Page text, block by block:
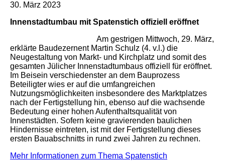
30. März 2023
Innenstadtumbau mit Spatenstich offiziell eröffnet
Am gestrigen Mittwoch, 29. März,
erklärte Baudezernent Martin Schulz (4. v.l.) die
Neugestaltung von Markt- und Kirchplatz und somit des
gesamten Jülicher Innenstadtumbaus offiziell für eröffnet.
Im Beisein verschiedenster an dem Bauprozess
Beteiligter wies er auf die umfangreichen
Nutzungsmöglichkeiten insbesondere des Marktplatzes
nach der Fertigstellung hin, ebenso auf die wachsende
Bedeutung einer hohen Aufenthaltsqualität von
Innenstädten. Sofern keine gravierenden baulichen
Hindernisse eintreten, ist mit der Fertigstellung dieses
ersten Bauabschnitts in rund zwei Jahren zu rechnen.
Mehr Informationen zum Thema Spatenstich